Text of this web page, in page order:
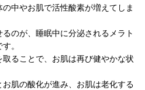
中やお肌で活性酸素が増えてしま
のが、睡眠中に分泌されるメラト
。
ることで、お肌は再び健やかな状
お肌の酸化が進み、お肌は老化する